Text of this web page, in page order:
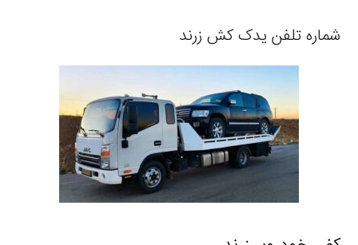
شماره تلفن یدک کش زرند